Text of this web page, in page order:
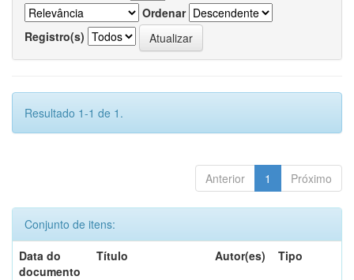
Ordenar
Registro(s)
Resultado 1-1 de 1.
Anterior 1 Próximo
Conjunto de itens:
Data do
documento
Título Autor(es) Tipo